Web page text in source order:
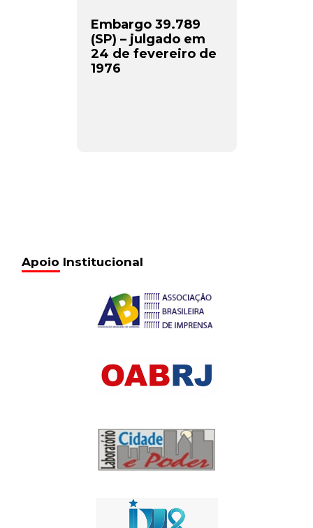
Embargo 39.789
(SP) – julgado em
24 de fevereiro de
1976
Apoio Institucional